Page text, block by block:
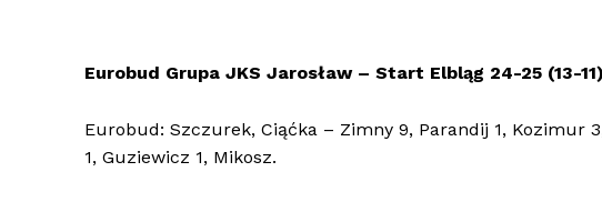
Eurobud Grupa JKS Jarosław – Start Elbląg 24-25 (13-11)
Eurobud: Szczurek, Ciąćka – Zimny 9, Parandij 1, Kozimur
1, Guziewicz 1, Mikosz.